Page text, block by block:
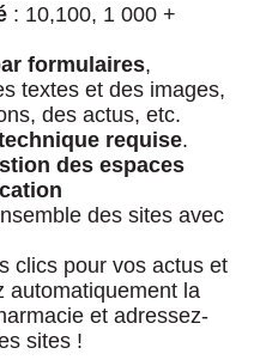
: 10,100, 1 000 +
formulaires,
textes et des images,
des actus, etc.
requise.
des espaces
des sites avec
clics pour vos actus et
automatiquement la
et adressez-
sites !